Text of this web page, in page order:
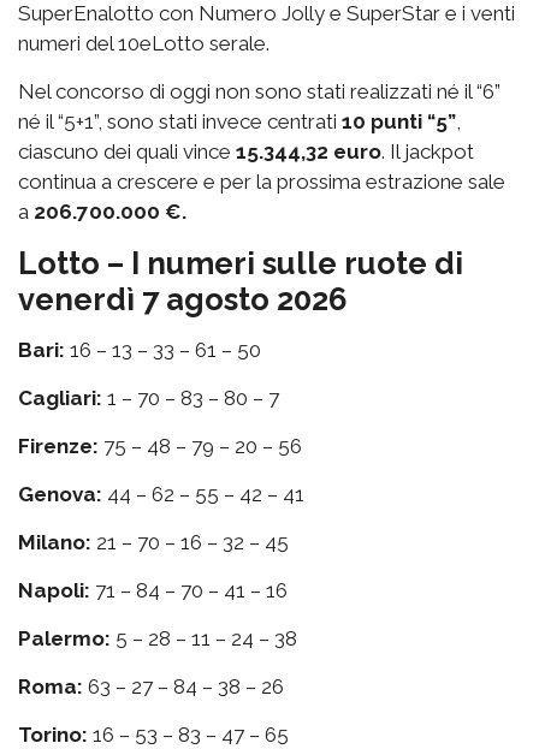
SuperEnalotto con Numero Jolly e SuperStar e i venti
numeri del 10eLotto serale.
Nel concorso di oggi non sono stati realizzati né il “6”
né il “5+1”, sono stati invece centrati 10 punti “5”,
ciascuno dei quali vince 15.344,32 euro. Il jackpot
continua a crescere e per la prossima estrazione sale
a 206.700.000 €.
Lotto – I numeri sulle ruote di
venerdì 7 agosto 2026
Bari: 16 – 13 – 33 – 61 – 50
Cagliari: 1 – 70 – 83 – 80 – 7
Firenze: 75 – 48 – 79 – 20 – 56
Genova: 44 – 62 – 55 – 42 – 41
Milano: 21 – 70 – 16 – 32 – 45
Napoli: 71 – 84 – 70 – 41 – 16
Palermo: 5 – 28 – 11 – 24 – 38
Roma: 63 – 27 – 84 – 38 – 26
Torino: 16 – 53 – 83 – 47 – 65